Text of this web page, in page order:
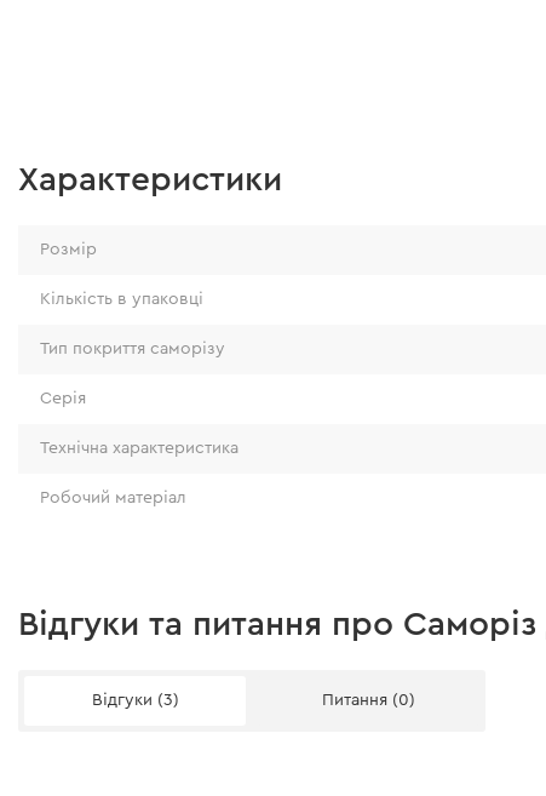
Характеристики
Розмір
Кількість в упаковці
Тип покриття саморізу
Серія
Технічна характеристика
Робочий матеріал
Відгуки та питання про
Відгуки (3) Питання (0)